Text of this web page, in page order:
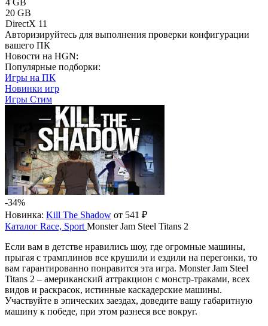
4 GB
20 GB
DirectX 11
Авторизируйтесь для выполнения проверки конфигурации
вашего ПК
Новости на HGN:
Популярные подборки:
Игры на ПК
Новинки игр
Игры Стим
-34%
Новинка: Kill The Shadow от 541 ₽
Каталог Race, Sport Monster Jam Steel Titans 2
Если вам в детстве нравились шоу, где огромные машины,
прыгая с трамплинов все крушили и ездили на перегонки, то
вам гарантированно понравится эта игра. Monster Jam Steel
Titans 2 – американский аттракцион с монстр-траками, всех
видов и раскрасок, истинные каскадерские машины.
Участвуйте в эпических заездах, доведите вашу габаритную
машину к победе, при этом разнеся все вокруг.